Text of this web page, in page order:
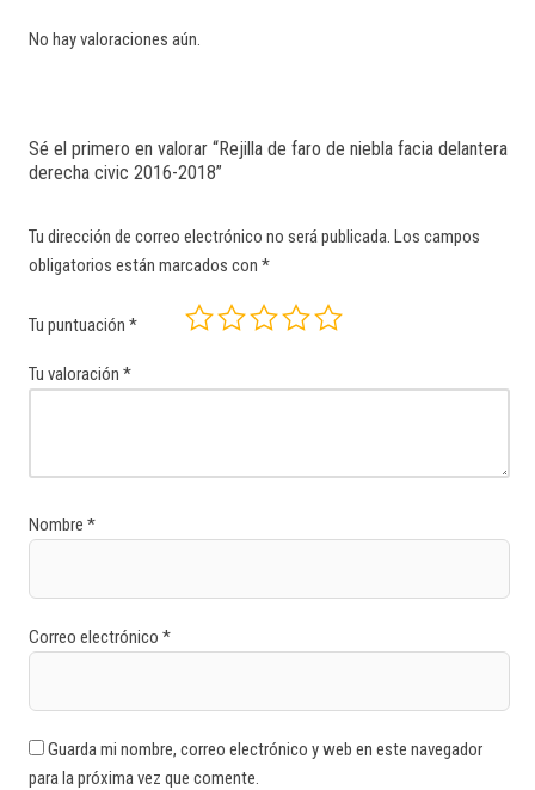
No hay valoraciones aún.
Sé el primero en valorar “Rejilla de faro de niebla facia delantera
derecha civic 2016-2018”
Tu dirección de correo electrónico no será publicada. Los campos
obligatorios están marcados con *
Tu puntuación *
Tu valoración *
Nombre *
Correo electrónico *
Guarda mi nombre, correo electrónico y web en este navegador
para la próxima vez que comente.